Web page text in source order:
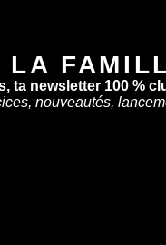
LA
ta newsletter 100 %
nouveautés,